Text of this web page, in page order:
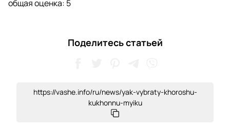
общая оценка: 5
Поделитесь статьей
https://vashe.info/ru/news/yak-vybraty-khoroshu-
kukhonnu-myiku